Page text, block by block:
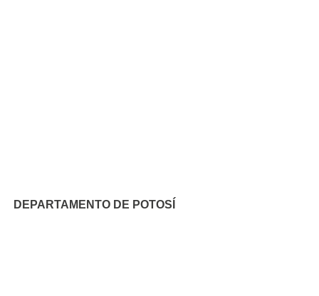
DEPARTAMENTO DE POTOSÍ